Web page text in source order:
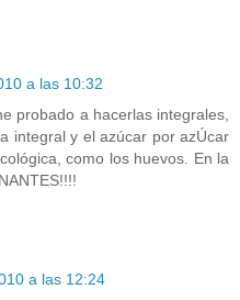
a las 10:32
probado a hacerlas integrales,
integral y el azúcar por azÚcar
como los huevos. En la
a las 12:24